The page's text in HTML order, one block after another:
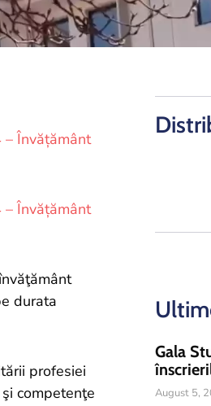
Învățământ
Învățământ
durata
profesiei
competenţe
Gala
August 5,